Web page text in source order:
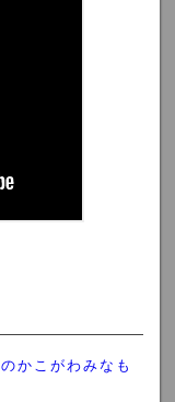
かこがわみなも